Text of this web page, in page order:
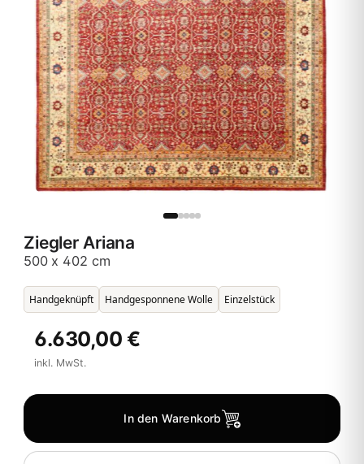
Ziegler Ariana
500 x 402 cm
Handgeknüpft Handgesponnene Wolle Einzelstück
6.630,00 €
inkl. MwSt.
In den Warenkorb